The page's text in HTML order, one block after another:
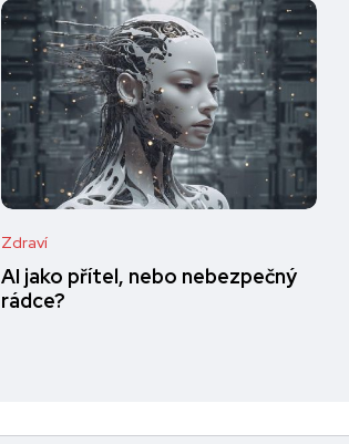
Zdraví
AI jako přítel, nebo nebezpečný
rádce?